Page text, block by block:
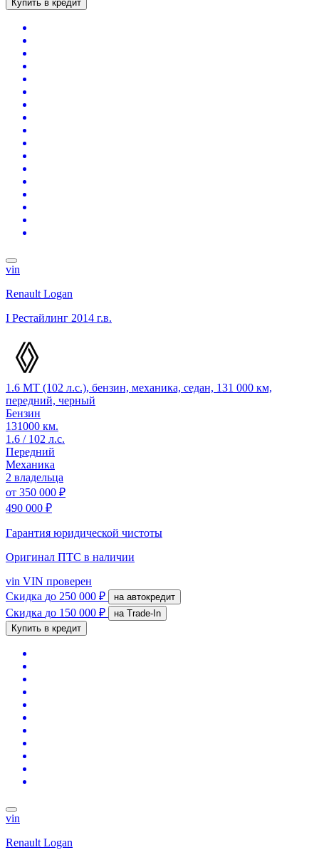
Купить в кредит
vin
Renault Logan
I Рестайлинг 2014 г.в.
1.6 MT (102 л.с.), бензин, механика, седан, 131 000 км,
передний, черный
Бензин
131000 км.
1.6 / 102 л.с.
Передний
Механика
2 владельца
от 350 000 ₽
490 000 ₽
Гарантия юридической чистоты
Оригинал ПТС в наличии
vin VIN проверен
Скидка до 250 000 ₽ на автокредит
Скидка до 150 000 ₽
на Trade-In
Купить в кредит
vin
Renault Logan